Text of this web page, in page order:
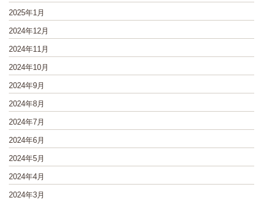
2025年1月
2024年12月
2024年11月
2024年10月
2024年9月
2024年8月
2024年7月
2024年6月
2024年5月
2024年4月
2024年3月